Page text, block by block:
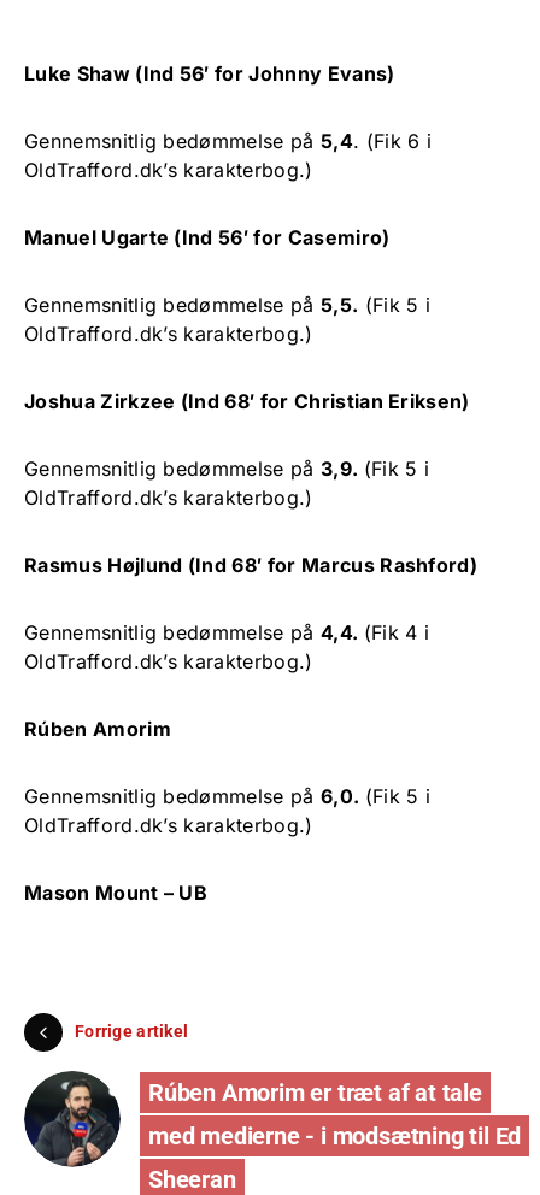
Luke Shaw (Ind 56′ for Johnny Evans)
Gennemsnitlig bedømmelse på 5,4. (Fik 6 i
OldTrafford.dk’s karakterbog.)
Manuel Ugarte (Ind 56′ for Casemiro)
Gennemsnitlig bedømmelse på 5,5. (Fik 5 i
OldTrafford.dk’s karakterbog.)
Joshua Zirkzee (Ind 68′ for Christian Eriksen)
Gennemsnitlig bedømmelse på 3,9. (Fik 5 i
OldTrafford.dk’s karakterbog.)
Rasmus Højlund (Ind 68′ for Marcus Rashford)
Gennemsnitlig bedømmelse på 4,4. (Fik 4 i
OldTrafford.dk’s karakterbog.)
Rúben Amorim
Gennemsnitlig bedømmelse på 6,0. (Fik 5 i
OldTrafford.dk’s karakterbog.)
Mason Mount – UB
Forrige artikel
Rúben Amorim er træt af at tale
med medierne - i modsætning til Ed
Sheeran